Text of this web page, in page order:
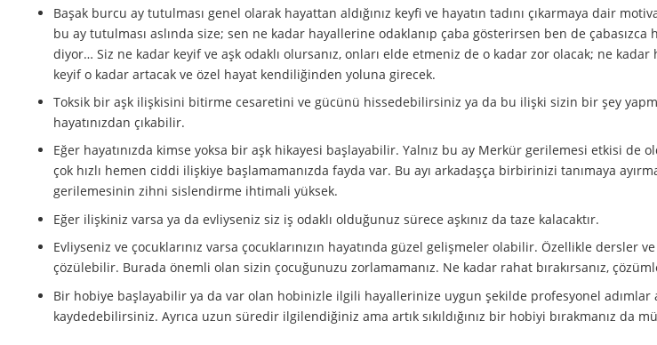
Başak burcu ay tutulması genel olarak hayattan aldığınız keyfi ve hayatın tadını çıkarmaya dair
bu ay tutulması aslında size; sen ne kadar hayallerine odaklanıp çaba gösterirsen ben de çabasızca
diyor… Siz ne kadar keyif ve aşk odaklı olursanız, onları elde etmeniz de o kadar zor olacak; ne kadar
keyif o kadar artacak ve özel hayat kendiliğinden yoluna girecek.
Toksik bir aşk ilişkisini bitirme cesaretini ve gücünü hissedebilirsiniz ya da bu ilişki sizin bir şey
hayatınızdan çıkabilir.
Eğer hayatınızda kimse yoksa bir aşk hikayesi başlayabilir. Yalnız bu ay Merkür gerilemesi etkisi de
çok hızlı hemen ciddi ilişkiye başlamamanızda fayda var. Bu ayı arkadaşça birbirinizi tanımaya
gerilemesinin zihni sislendirme ihtimali yüksek.
Eğer ilişkiniz varsa ya da evliyseniz siz iş odaklı olduğunuz sürece aşkınız da taze kalacaktır.
Evliyseniz ve çocuklarınız varsa çocuklarınızın hayatında güzel gelişmeler olabilir. Özellikle dersler
çözülebilir. Burada önemli olan sizin çocuğunuzu zorlamamanız. Ne kadar rahat bırakırsanız,
Bir hobiye başlayabilir ya da var olan hobinizle ilgili hayallerinize uygun şekilde profesyonel adımlar
kaydedebilirsiniz. Ayrıca uzun süredir ilgilendiğiniz ama artık sıkıldığınız bir hobiyi bırakmanız da